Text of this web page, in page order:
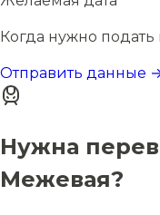
Когда нужно подать
Отправить данные
Нужна
Межевая?